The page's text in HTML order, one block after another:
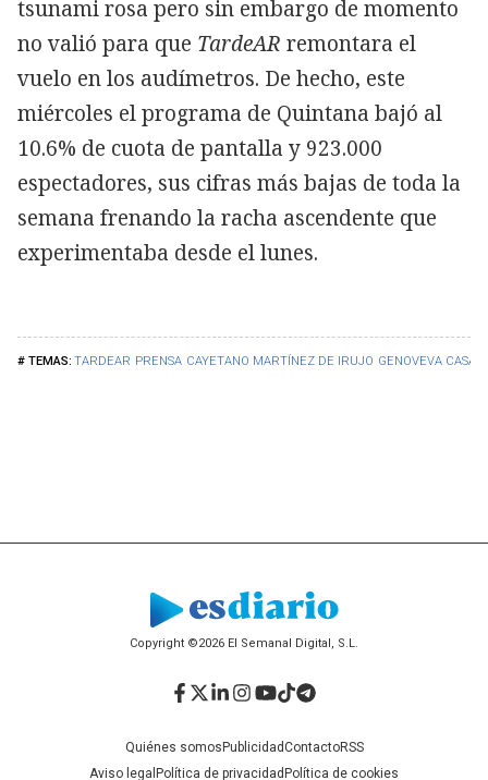
TARDEAR PRENSA CAYETANO MARTÍNEZ DE IRUJO GENOVEVA
tsunami rosa pero sin embargo de momento
no valió para que TardeAR remontara el
vuelo en los audímetros. De hecho, este
miércoles el programa de Quintana bajó al
10.6% de cuota de pantalla y 923.000
espectadores, sus cifras más bajas de toda la
semana frenando la racha ascendente que
experimentaba desde el lunes.
Copyright ©2026 El Semanal Digital, S.L.
Quiénes somos PublicidadContactoRSS
Aviso legal Política de privacidad Política de cookies
Facebook
Twitter
LinkedIn
Instagram
YouTube
TikTok
Telegram